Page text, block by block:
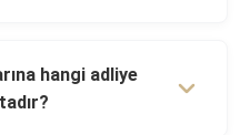
hangi adliye